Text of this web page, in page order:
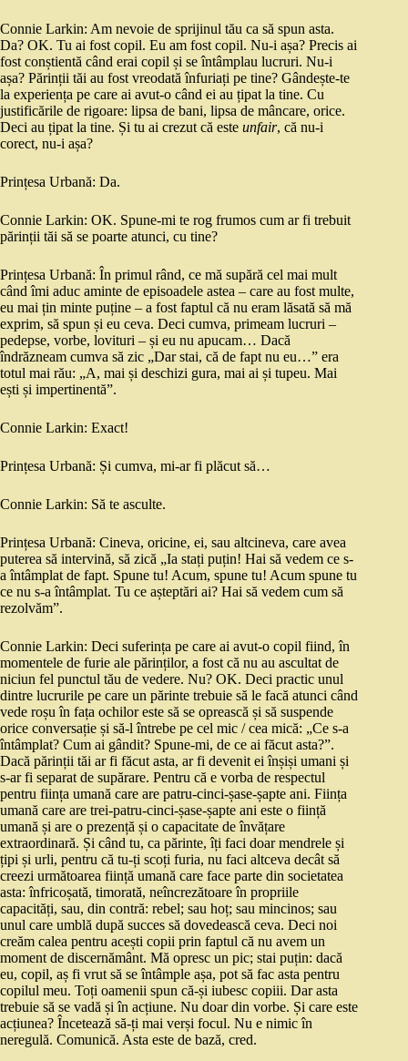
Connie Larkin: Am nevoie de sprijinul tău ca să spun asta.
Da? OK. Tu ai fost copil. Eu am fost copil. Nu-i așa? Precis ai
fost conștientă când erai copil și se întâmplau lucruri. Nu-i
așa? Părinții tăi au fost vreodată înfuriați pe tine? Gândește-te
la experiența pe care ai avut-o când ei au țipat la tine. Cu
justificările de rigoare: lipsa de bani, lipsa de mâncare, orice.
Deci au țipat la tine. Și tu ai crezut că este unfair, că nu-i
corect, nu-i așa?
Prințesa Urbană: Da.
Connie Larkin: OK. Spune-mi te rog frumos cum ar fi trebuit
părinții tăi să se poarte atunci, cu tine?
Prințesa Urbană: În primul rând, ce mă supără cel mai mult
când îmi aduc aminte de episoadele astea – care au fost multe,
eu mai țin minte puține – a fost faptul că nu eram lăsată să mă
exprim, să spun și eu ceva. Deci cumva, primeam lucruri –
pedepse, vorbe, lovituri – și eu nu apucam… Dacă
îndrăzneam cumva să zic „Dar stai, că de fapt nu eu…” era
totul mai rău: „A, mai și deschizi gura, mai ai și tupeu. Mai
ești și impertinentă”.
Connie Larkin: Exact!
Prințesa Urbană: Și cumva, mi-ar fi plăcut să…
Connie Larkin: Să te asculte.
Prințesa Urbană: Cineva, oricine, ei, sau altcineva, care avea
puterea să intervină, să zică „Ia stați puțin! Hai să vedem ce s-
a întâmplat de fapt. Spune tu! Acum, spune tu! Acum spune tu
ce nu s-a întâmplat. Tu ce așteptări ai? Hai să vedem cum să
rezolvăm”.
Connie Larkin: Deci suferința pe care ai avut-o copil fiind, în
momentele de furie ale părinților, a fost că nu au ascultat de
niciun fel punctul tău de vedere. Nu? OK. Deci practic unul
dintre lucrurile pe care un părinte trebuie să le facă atunci când
vede roșu în fața ochilor este să se oprească și să suspende
orice conversație și să-l întrebe pe cel mic / cea mică: „Ce s-a
întâmplat? Cum ai gândit? Spune-mi, de ce ai făcut asta?”.
Dacă părinții tăi ar fi făcut asta, ar fi devenit ei înșiși umani și
s-ar fi separat de supărare. Pentru că e vorba de respectul
pentru ființa umană care are patru-cinci-șase-șapte ani. Ființa
umană care are trei-patru-cinci-șase-șapte ani este o ființă
umană și are o prezență și o capacitate de învățare
extraordinară. Și când tu, ca părinte, îți faci doar mendrele și
țipi și urli, pentru că tu-ți scoți furia, nu faci altceva decât să
creezi următoarea ființă umană care face parte din societatea
asta: înfricoșată, timorată, neîncrezătoare în propriile
capacități, sau, din contră: rebel; sau hoț; sau mincinos; sau
unul care umblă după succes să dovedească ceva. Deci noi
creăm calea pentru acești copii prin faptul că nu avem un
moment de discernământ. Mă opresc un pic; stai puțin: dacă
eu, copil, aș fi vrut să se întâmple așa, pot să fac asta pentru
copilul meu. Toți oamenii spun că-și iubesc copiii. Dar asta
trebuie să se vadă și în acțiune. Nu doar din vorbe. Și care este
acțiunea? Încetează să-ți mai verși focul. Nu e nimic în
neregulă. Comunică. Asta este de bază, cred.